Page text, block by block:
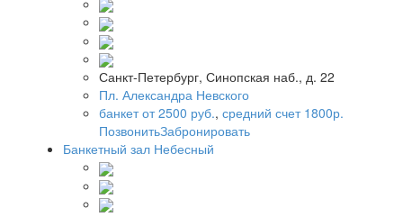
Санкт-Петербург, Синопская наб., д. 22
Пл. Александра Невского
банкет от 2500 руб., средний счет 1800р.
ПозвонитьЗабронировать
Банкетный зал Небесный